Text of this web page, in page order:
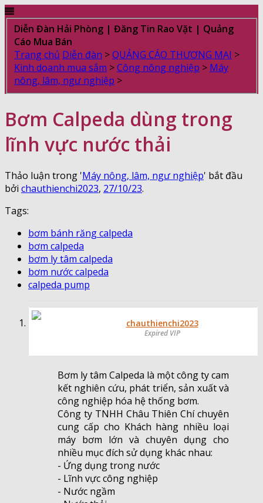
Diễn Đàn Hải Phòng | Đăng Tin Rao Vặt | Quảng
Cáo Mua Bán
Trang chủ Diễn đàn >QUẢNG CÁO THƯƠNG MẠI >
Kinh doanh mua sắm >Công nông nghiệp > Máy
nông, lâm, ngư nghiệp >
Bơm Calpeda dùng trong
lĩnh vực nước thải
Thảo luận trong 'Máy nông, lâm, ngư nghiệp' bắt đầu
bởi chauthienchi2023, 27/10/23.
Tags:
bơm bánh răng calpeda
bơm calpeda
bơm ly tâm calpeda
bơm nước calpeda
calpeda pump
chauthienchi2023
Expired VIP
Bơm ly tâm Calpeda là một công ty cam
kết nghiên cứu, phát triển, sản xuất và
công nghiệp hóa hệ thống bơm.
Công ty TNHH Châu Thiên Chí chuyên
cung cấp cho Khách hàng nhiều loại
máy bơm lớn và chuyên dụng cho
nhiều mục đích sử dụng khác nhau:
- Ứng dụng trong nước
- Lĩnh vực công nghiệp
- Nước ngầm